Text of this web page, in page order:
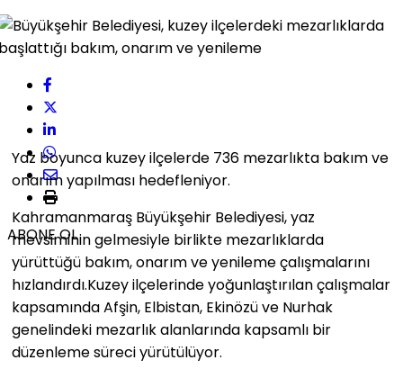
ABONE OL
Yaz boyunca kuzey ilçelerde 736 mezarlıkta bakım ve
onarım yapılması hedefleniyor.
Kahramanmaraş Büyükşehir Belediyesi, yaz
mevsiminin gelmesiyle birlikte mezarlıklarda
yürüttüğü bakım, onarım ve yenileme çalışmalarını
hızlandırdı.Kuzey ilçelerinde yoğunlaştırılan çalışmalar
kapsamında Afşin, Elbistan, Ekinözü ve Nurhak
genelindeki mezarlık alanlarında kapsamlı bir
düzenleme süreci yürütülüyor.